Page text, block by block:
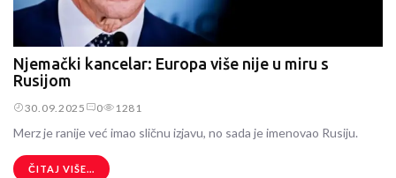
Njemački kancelar: Europa više nije u miru s
Rusijom
30.09.2025 0 1281
Merz je ranije već imao sličnu izjavu, no sada je imenovao Rusiju.
ČITAJ VIŠE...